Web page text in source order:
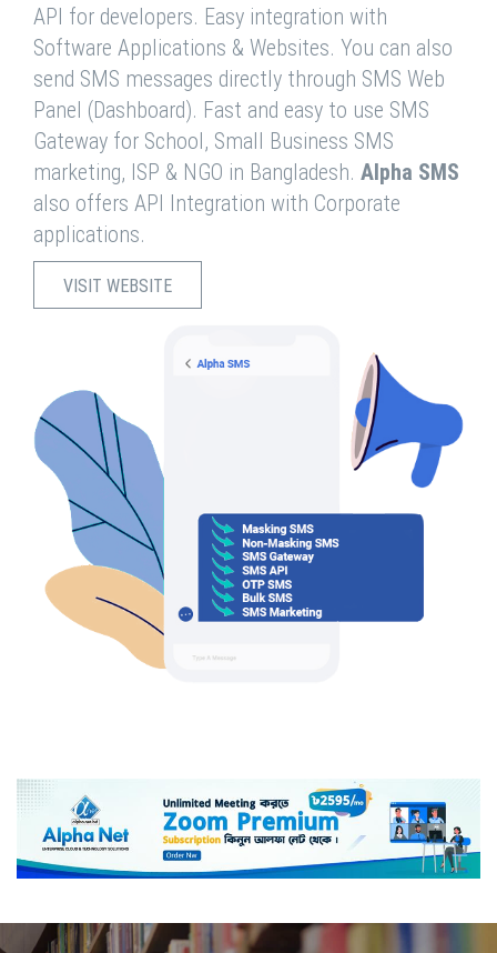
API for developers. Easy integration with
Software Applications & Websites. You can also
send SMS messages directly through SMS Web
Panel (Dashboard). Fast and easy to use SMS
Gateway for School, Small Business SMS
marketing, ISP & NGO in Bangladesh. Alpha SMS
also offers API Integration with Corporate
applications.
VISIT WEBSITE